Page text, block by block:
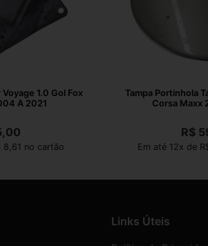
1.0 Gol Fox
A 2021
8,61 no cartão
Tampa Portinhola
Corsa Maxx
R$
Em até 12x de
Links Úteis